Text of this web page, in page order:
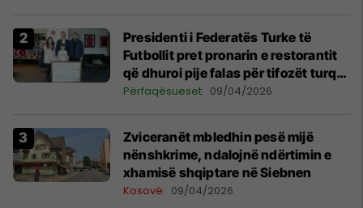
Presidenti i Federatës Turke të
Futbollit pret pronarin e restorantit
që dhuroi pije falas për tifozët turq
në Prishtinë
Përfaqësueset 09/04/2026
Zviceranët mbledhin pesë mijë
nënshkrime, ndalojnë ndërtimin e
xhamisë shqiptare në Siebnen
Kosovë 09/04/2026